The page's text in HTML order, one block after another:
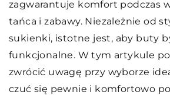
zagwarantuje komfort podczas
tańca i zabawy. Niezależnie od
sukienki, istotne jest, aby buty
funkcjonalne. W tym artykule
zwrócić uwagę przy wyborze
czuć się pewnie i komfortowo